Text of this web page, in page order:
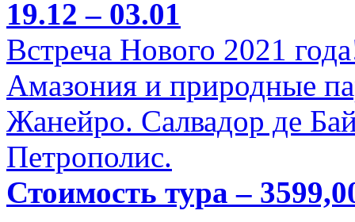
19.12 – 03.01
Встреча Нового 2021
Амазония и природные
Жанейро. Салвадор де
Петрополис.
Стоимость тура –